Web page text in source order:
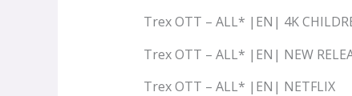
Trex OTT – ALL* |EN| 4K
Trex OTT – ALL* |EN| NEW
Trex OTT – ALL* |EN| NETFLIX